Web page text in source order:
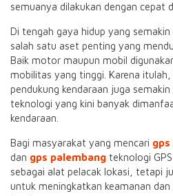
semuanya dilakukan dengan cepat
Di tengah gaya hidup yang
salah satu aset penting yang
Baik motor maupun mobil
mobilitas yang tinggi. Karena
pendukung kendaraan juga
teknologi yang kini banyak
kendaraan.
Bagi masyarakat yang mencari gps
dan gps palembang teknologi
sebagai alat pelacak lokasi, tetapi
untuk meningkatkan keamanan